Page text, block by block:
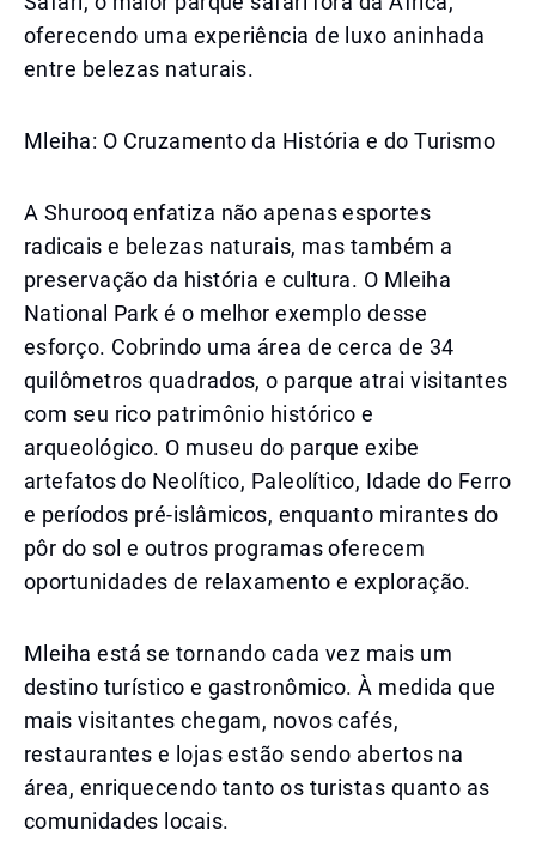
oferecendo uma experiência de luxo aninhada
entre belezas naturais.
Mleiha: O Cruzamento da História e do Turismo
A Shurooq enfatiza não apenas esportes
radicais e belezas naturais, mas também a
preservação da história e cultura. O Mleiha
National Park é o melhor exemplo desse
esforço. Cobrindo uma área de cerca de 34
quilômetros quadrados, o parque atrai visitantes
com seu rico patrimônio histórico e
arqueológico. O museu do parque exibe
artefatos do Neolítico, Paleolítico, Idade do Ferro
e períodos pré-islâmicos, enquanto mirantes do
pôr do sol e outros programas oferecem
oportunidades de relaxamento e exploração.
Mleiha está se tornando cada vez mais um
destino turístico e gastronômico. À medida que
mais visitantes chegam, novos cafés,
restaurantes e lojas estão sendo abertos na
área, enriquecendo tanto os turistas quanto as
comunidades locais.